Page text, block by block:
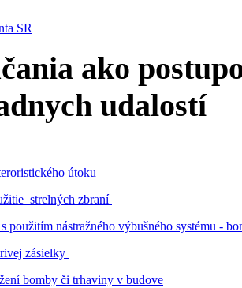
SR
ako
udalostí
útoku
strelných zbraní
použitím nástražného výbušného systému -
zásielky
bomby či trhaviny v budove